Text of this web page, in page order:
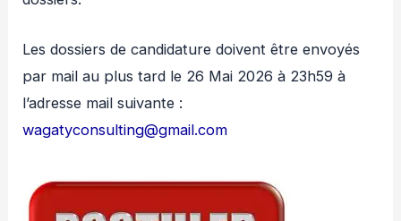
Les dossiers de candidature doivent être envoyés
par mail au plus tard le 26 Mai 2026 à 23h59 à
l’adresse mail suivante :
wagatyconsulting@gmail.com